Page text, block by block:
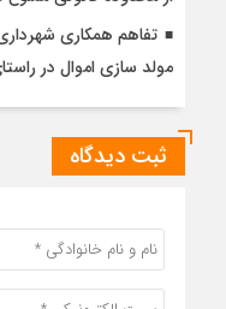
تفاهم همکاری
مولد سازی اموال در
ثبت دیدگاه